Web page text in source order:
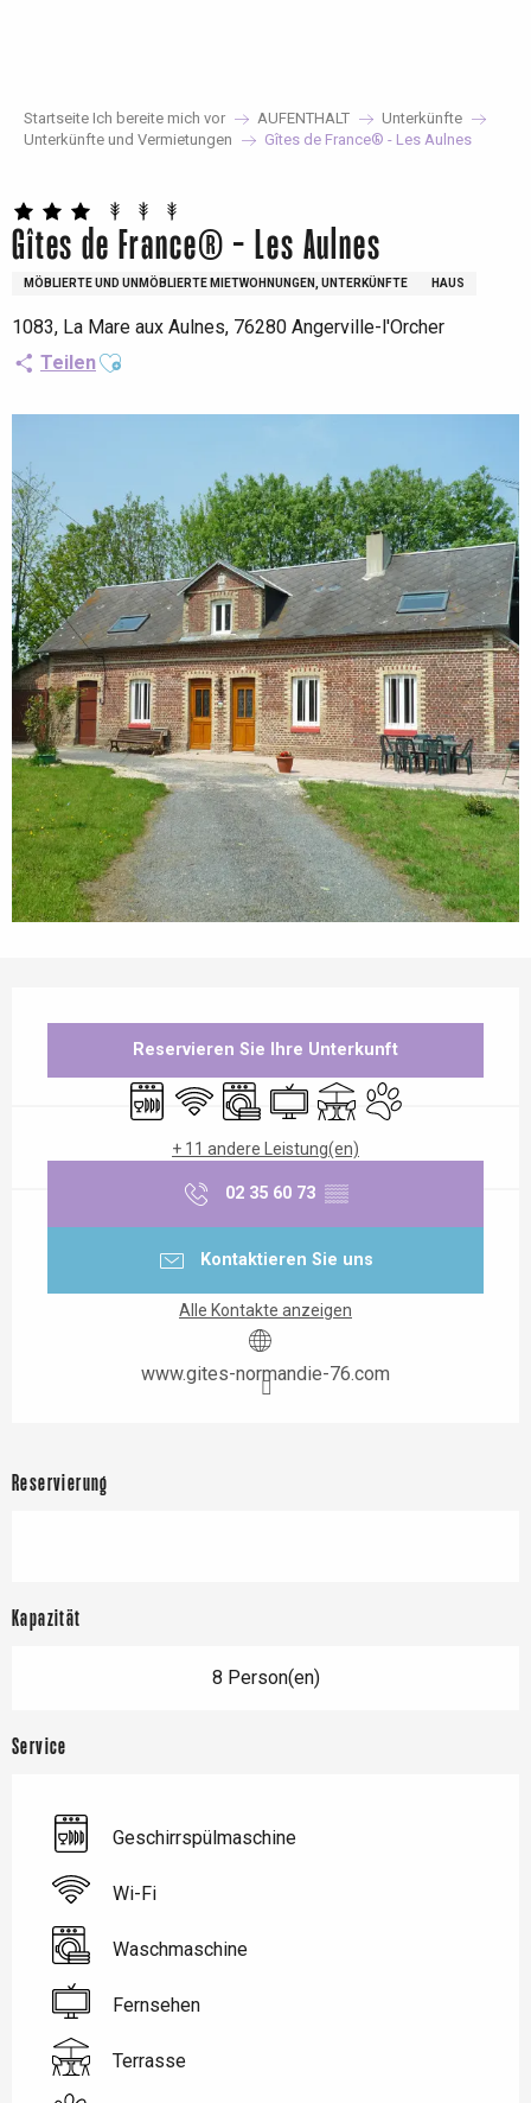
Startseite Ich bereite mich vor AUFENTHALT
Unterkünfte
Unterkünfte und Vermietungen
Gîtes de France® - Les Aulnes
Gîtes de France® - Les Aulnes
MÖBLIERTE UND UNMÖBLIERTE MIETWOHNUNGEN, UNTERKÜNFTE HAUS
1083, La Mare aux Aulnes, 76280 Angerville-l'Orcher
TeilenAjouter aux favoris
Reservieren Sie Ihre Unterkunft
Geschirrspülmaschine
Wi-Fi Waschmaschine
FernsehenTerrasseTiere erlaubt
+ 11 andere Leistung(en)
02 35 60 73 ▒▒
Kontaktieren Sie uns
Alle Kontakte anzeigen
www.gites-normandie-76.com
Reservierung
Kapazität
8 Person(en)
Service
Geschirrspülmaschine
Wi-Fi
Waschmaschine
Fernsehen
Terrasse